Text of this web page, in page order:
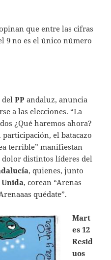
que entre las cifras
9 no es el único número
delPP andaluz, anuncia
a las elecciones. “La
¿Qué haremos ahora?
el batacazo
terrible” manifiestan
distintos líderes del
, quienes, junto
, corean “Arenas
quédate”.
Mart
es 12
Resid
uos